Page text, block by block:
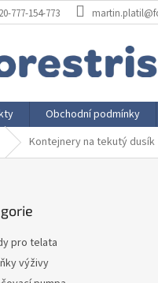
777-154-773
Obchodní podmínky
Kontejnery na tekutý dusík
pro telata
výživy